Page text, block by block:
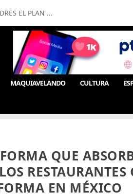
EL PLAN ...
MAQUIAVELANDO CULTURA
QUE
RESTAURANTES
EN MÉXICO